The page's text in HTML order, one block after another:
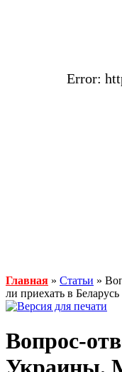
Error:
Главная » Статьи »
ли приехать в Беларусь
Вопрос-